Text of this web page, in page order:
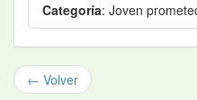
Categoría: Joven
← Volver